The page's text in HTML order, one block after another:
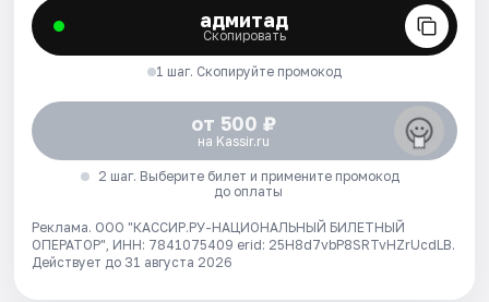
адмитад
Скопировать
1 шаг. Скопируйте промокод
от 500 ₽
на Kassir.ru
2 шаг. Выберите билет и примените промокод
до оплаты
Реклама. ООО "КАССИР.РУ-НАЦИОНАЛЬНЫЙ БИЛЕТНЫЙ
ОПЕРАТОР", ИНН: 7841075409 erid: 25H8d7vbP8SRTvHZrUcdLB.
Действует до 31 августа 2026